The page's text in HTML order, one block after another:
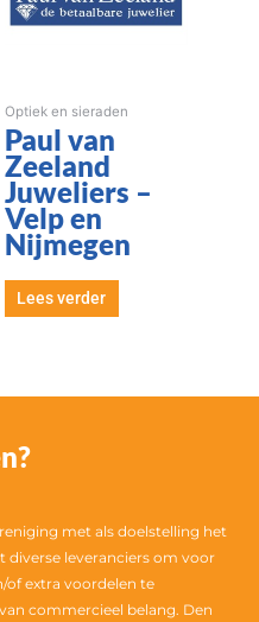
Optiek en sieraden
Paul van
Zeeland
Juweliers –
Velp en
Nijmegen
Lees verder
met als doelstelling het
diverse leveranciers om voor
of extra voordelen te
commercieel belang. Den